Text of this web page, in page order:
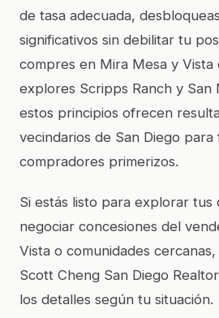
de tasa adecuada,
significativos sin debilitar tu
compres en Mira Mesa y Vista
explores Scripps Ranch y San
estos principios ofrecen
vecindarios de San Diego para
compradores primerizos.
Si estás listo para explorar tus
negociar concesiones del
Vista o comunidades
Scott Cheng San Diego
los detalles según tu situación.